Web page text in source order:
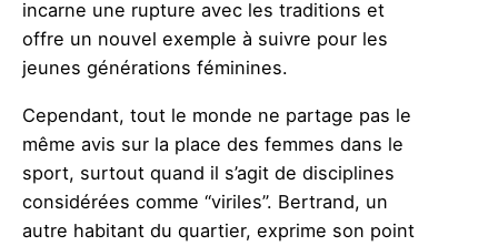
incarne une rupture avec les traditions et
offre un nouvel exemple à suivre pour les
jeunes générations féminines.
Cependant, tout le monde ne partage pas le
même avis sur la place des femmes dans le
sport, surtout quand il s’agit de disciplines
considérées comme “viriles”. Bertrand, un
autre habitant du quartier, exprime son point